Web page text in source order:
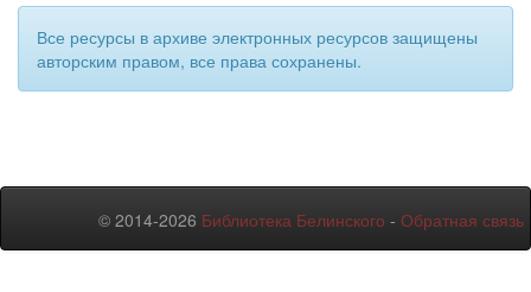
Все ресурсы в архиве электронных ресурсов защищены
авторским правом, все права сохранены.
© 2014-2026 Библиотека Белинского - Обратная связь